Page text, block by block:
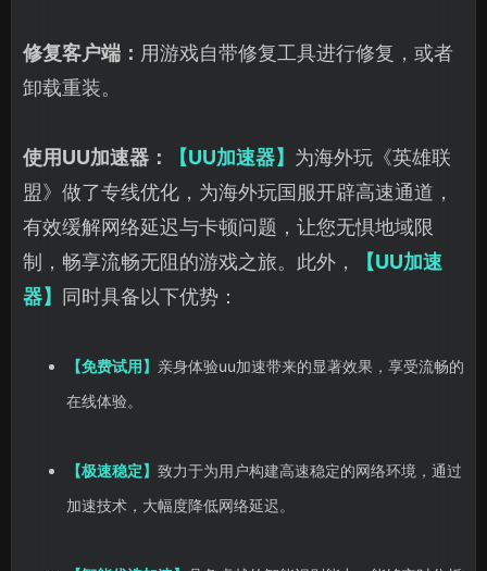
修复客户端： 用游戏自带修复工具进行修复，或者
卸载重装。
使用UU加速器： 【UU加速器】 为海外玩《英雄联
盟》做了专线优化，为海外玩国服开辟高速通道，
有效缓解网络延迟与卡顿问题，让您无惧地域限
制，畅享流畅无阻的游戏之旅。此外，
【UU加速
器】 同时具备以下优势：
【免费试用】 亲身体验uu加速带来的显著效果，享受流畅的
在线体验。
【极速稳定】 致力于为用户构建高速稳定的网络环境，通过
加速技术，大幅度降低网络延迟。